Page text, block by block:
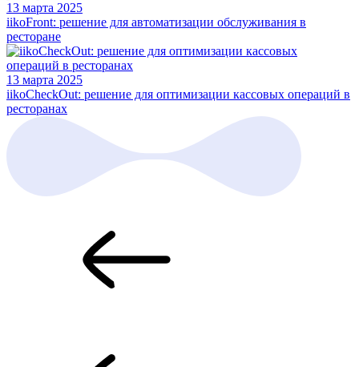
13 марта 2025
iikoFront: решение для автоматизации обслуживания в
ресторане
13 марта 2025
iikoCheckOut: решение для оптимизации кассовых операций в
ресторанах